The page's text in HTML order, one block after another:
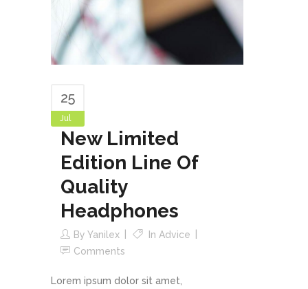
25
Jul
New Limited
Edition Line Of
Quality
Headphones
By Yanilex In Advice
Comments
Lorem ipsum dolor sit amet,